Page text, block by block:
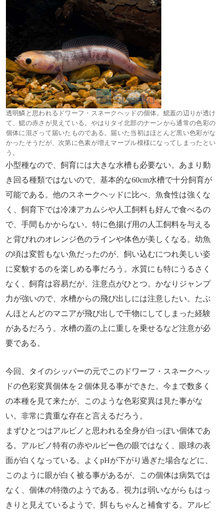
透明鱗と思われるドワーフ・スネークヘッドの個体。鰓蓋の辺りが透け
て、鰓の赤さが見えている。やはりタイ北部のナーンから通常の色彩の
個体に混ざって届いたものである。届いた当初はほとんど黒い色彩がな
かったそうだが、次第に色素が増えマーブル模様になってしまったとい
う。
小型種なので、飼育には大きな水槽も必要ない。あまり動
き回る種類ではないので、基本的な60cm水槽で十分飼育が
可能である。他のスネークヘッドに比べ、魚食性は強くな
く、飼育下では冷凍アカムシや人工飼料も好んで食べるの
で、手間もかからない。特に色揚げ用の人工飼料を与える
と背びれのオレンジ色のラインや体色が美しくなる。幼魚
の頃は変哲もない魚だったのが、飼い込むにつれ美しい姿
に変貌するのを楽しめる事だろう。水質にも特にうるさく
なく、飼育は容易だが、注意点がひとつ。かなりジャンプ
力が強いので、水槽からの飛び出しには注意したい。たぶ
んほとんどのマニアが飛び出しで干物にしてしまった経験
があるだろう。水槽の蓋の上に重しを乗せるなど注意が必
要である。
今回、タイのシッパーの元でこのドワーフ・スネークヘッ
ドの色彩変異個体を２個体見る事ができた。今まで数多く
の本種を見て来たが、このような色彩変異は見た事がな
い。非常に貴重な存在と言えるだろう。
まずひとつはアルビノと思われる全身が白っぽい個体であ
る。アルビノ特有の赤やルビー色の眼ではなく、眼球の表
面が白くなっている。よくpHが下がり過ぎた場合などに、
このように眼が白く被る事があるが、この個体は病気では
なく、個体の特徴のようである。視力は弱いながらもはっ
きりと見えているようで、餌もちゃんと補食する。アルビ